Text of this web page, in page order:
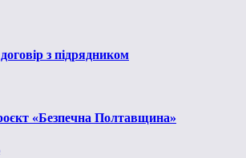
з підрядником
«Безпечна Полтавщина»